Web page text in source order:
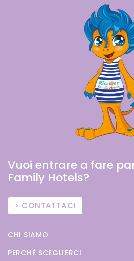
Vuoi entrare a fare
Family Hotels?
CONTATTACI
CHI SIAMO
PERCHÈ SCEGLIERCI